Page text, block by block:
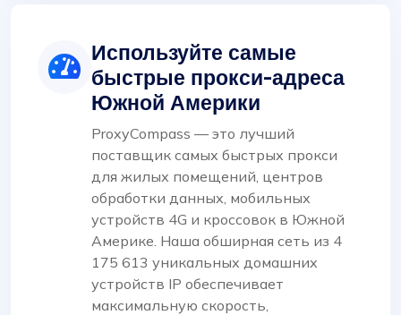
Используйте самые
быстрые прокси-адреса
Южной Америки
ProxyCompass — это лучший
поставщик самых быстрых прокси
для жилых помещений, центров
обработки данных, мобильных
устройств 4G и кроссовок в Южной
Америке. Наша обширная сеть из 4
175 613 уникальных домашних
устройств IP обеспечивает
максимальную скорость,